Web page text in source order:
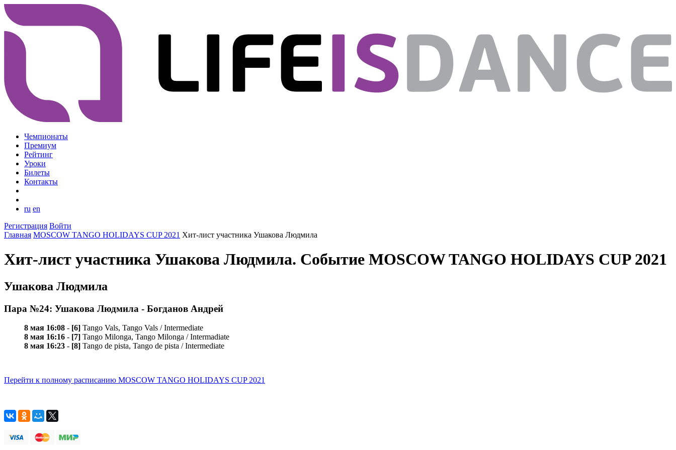
Чемпионаты
Премиум
Рейтинг
Уроки
Билеты
Контакты
ru en
Регистрация Войти
Главная MOSCOW TANGO HOLIDAYS CUP 2021 Хит-лист участника Ушакова Людмила
Хит-лист участника Ушакова Людмила. Событие MOSCOW TANGO HOLIDAYS CUP 2021
Ушакова Людмила
Пара №24: Ушакова Людмила - Богданов Андрей
8 мая 16:08 - [6] Tango Vals, Tango Vals / Intermediate
8 мая 16:16 - [7] Tango Milonga, Tango Milonga / Intermadiate
8 мая 16:23 - [8] Tango de pista, Tango de pista / Intermediate
Перейти к полному расписанию MOSCOW TANGO HOLIDAYS CUP 2021